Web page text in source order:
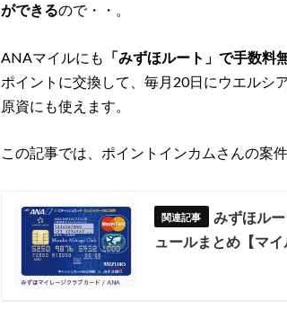
ができるので・・。
ANAマイルにも 「みずほルート」で手数料
ポイントに交換して、毎月20日にウエルシ
原資にも使えます。
この記事では、ポイントインカムさんの案
みずほル
ュールまとめ【マイ